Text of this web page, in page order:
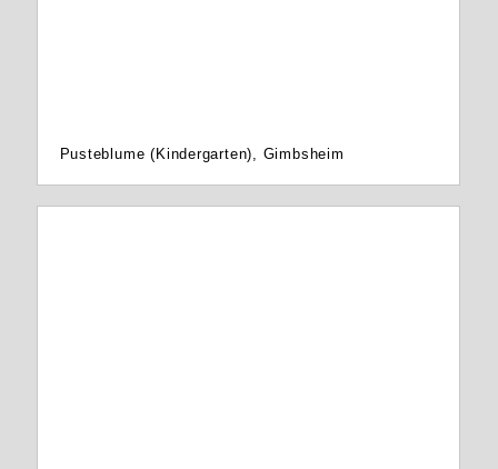
Pusteblume (Kindergarten), Gimbsheim